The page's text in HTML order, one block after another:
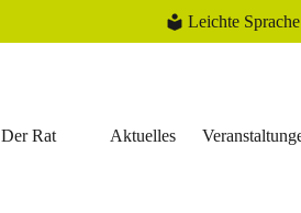
Leichte Sprache
Der Rat Aktuelles